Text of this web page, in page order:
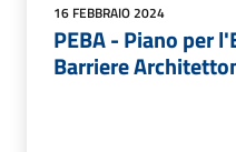
16 FEBBRAIO 2024
PEBA - Piano per
Barriere